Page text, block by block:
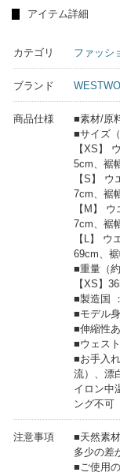
アイテム詳細
カテゴリ ファッシ
ブランド
商品仕様
■素材/原
■サイズ
【XS】
5cm、裾
【S】
7cm、裾
【M】
7cm、裾
【L】
69cm、
■重量（約
【XS】
■製造国
■モデル
■伸縮性
■ウェス
■お手入
流）、漂
イロン中
ング不可
注意事項
■天然素
多少の差
■ご使用